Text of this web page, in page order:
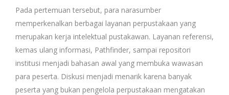
Pada pertemuan tersebut, para narasumber
memperkenalkan berbagai layanan perpustakaan yang
merupakan kerja intelektual pustakawan. Layanan referensi,
kemas ulang informasi, Pathfinder, sampai repositori
institusi menjadi bahasan awal yang membuka wawasan
para peserta. Diskusi menjadi menarik karena banyak
peserta yang bukan pengelola perpustakaan mengatakan